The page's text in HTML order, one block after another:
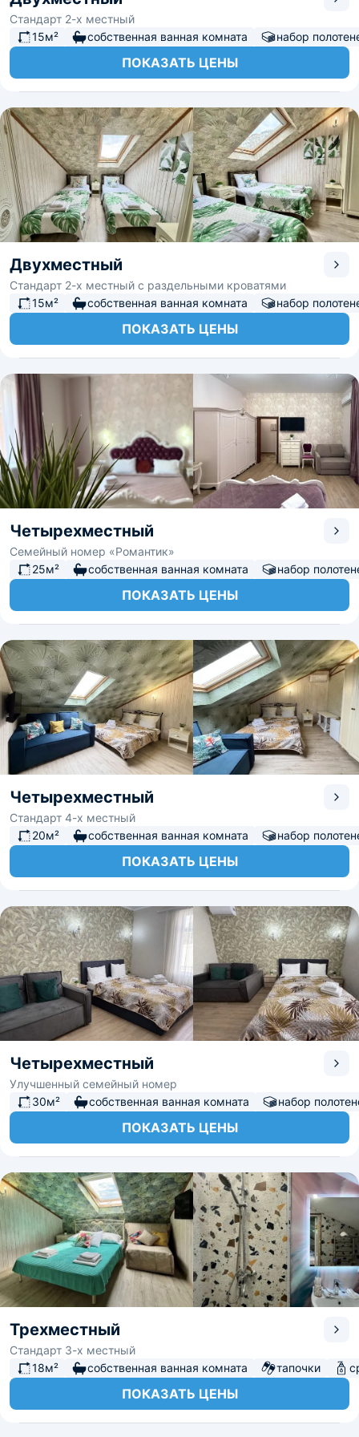
Стандарт 2-х местный
15м²
собственная ванная комната набор
ПОКАЗАТЬ ЦЕНЫ
Двухместный
Стандарт 2-х местный с раздельными кроватями
15м²
собственная ванная комната набор
ПОКАЗАТЬ ЦЕНЫ
Четырехместный
Семейный номер «Романтик»
25м²
собственная ванная комната набор
ПОКАЗАТЬ ЦЕНЫ
Четырехместный
Стандарт 4-х местный
20м²
собственная ванная комната набор
ПОКАЗАТЬ ЦЕНЫ
Четырехместный
Улучшенный семейный номер
30м²
собственная ванная комната набор
ПОКАЗАТЬ ЦЕНЫ
Трехместный
Стандарт 3-х местный
18м²
собственная ванная комната тапочки
ПОКАЗАТЬ ЦЕНЫ